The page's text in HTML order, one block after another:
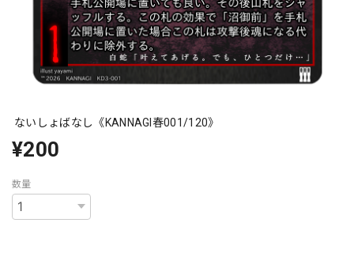
ないしょばなし《KANNAGI春001/120》
¥200
数量